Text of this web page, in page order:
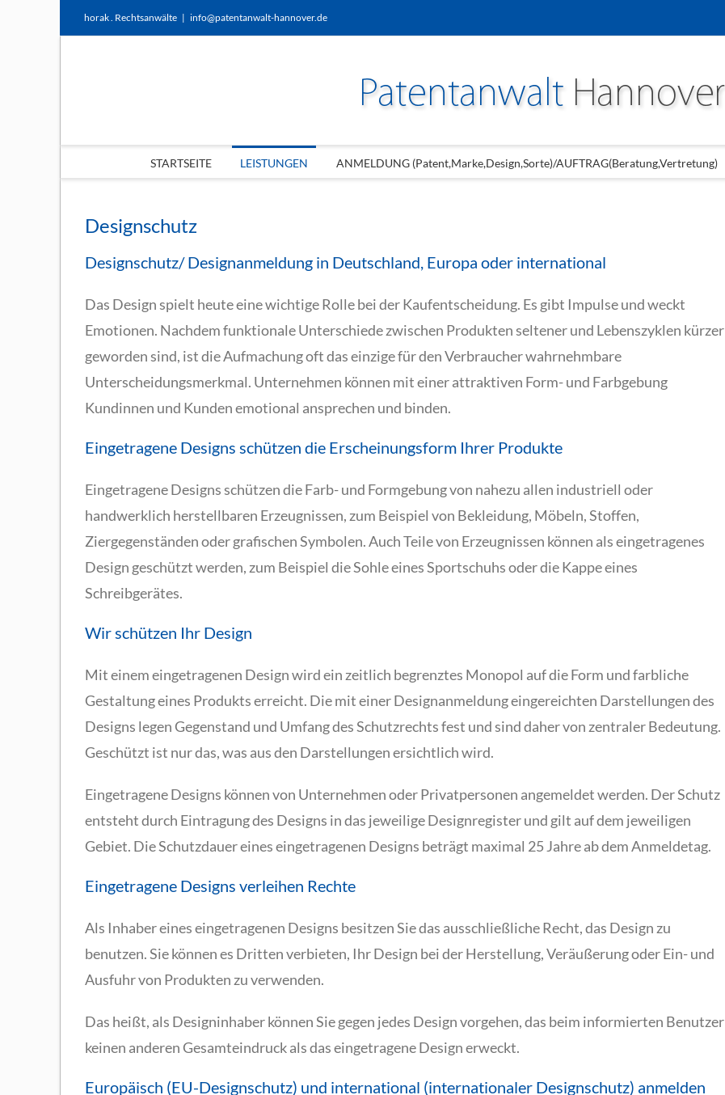
horak . Rechtsanwälte | info@patentanwalt-hannover.de
STARTSEITE LEISTUNGEN ANMELDUNG (Patent,Marke,Design,Sorte)/AUFTRAG(Beratung,Vertretung)
Designschutz
Designschutz/ Designanmeldung in Deutschland, Europa oder international
Das Design spielt heute eine wichtige Rolle bei der Kaufentscheidung. Es gibt Impulse und weckt
Emotionen. Nachdem funktionale Unterschiede zwischen Produkten seltener und Lebenszyklen kürzer
geworden sind, ist die Aufmachung oft das einzige für den Verbraucher wahrnehmbare
Unterscheidungsmerkmal. Unternehmen können mit einer attraktiven Form- und Farbgebung
Kundinnen und Kunden emotional ansprechen und binden.
Eingetragene Designs schützen die Erscheinungsform Ihrer Produkte
Eingetragene Designs schützen die Farb- und Formgebung von nahezu allen industriell oder
handwerklich herstellbaren Erzeugnissen, zum Beispiel von Bekleidung, Möbeln, Stoffen,
Ziergegenständen oder grafischen Symbolen. Auch Teile von Erzeugnissen können als eingetragenes
Design geschützt werden, zum Beispiel die Sohle eines Sportschuhs oder die Kappe eines
Schreibgerätes.
Wir schützen Ihr Design
Mit einem eingetragenen Design wird ein zeitlich begrenztes Monopol auf die Form und farbliche
Gestaltung eines Produkts erreicht. Die mit einer Designanmeldung eingereichten Darstellungen des
Designs legen Gegenstand und Umfang des Schutzrechts fest und sind daher von zentraler Bedeutung.
Geschützt ist nur das, was aus den Darstellungen ersichtlich wird.
Eingetragene Designs können von Unternehmen oder Privatpersonen angemeldet werden. Der Schutz
entsteht durch Eintragung des Designs in das jeweilige Designregister und gilt auf dem jeweiligen
Gebiet. Die Schutzdauer eines eingetragenen Designs beträgt maximal 25 Jahre ab dem Anmeldetag.
Eingetragene Designs verleihen Rechte
Als Inhaber eines eingetragenen Designs besitzen Sie das ausschließliche Recht, das Design zu
benutzen. Sie können es Dritten verbieten, Ihr Design bei der Herstellung, Veräußerung oder Ein- und
Ausfuhr von Produkten zu verwenden.
Das heißt, als Designinhaber können Sie gegen jedes Design vorgehen, das beim informierten Benutzer
keinen anderen Gesamteindruck als das eingetragene Design erweckt.
Europäisch (EU-Designschutz) und international (internationaler Designschutz) anmelden